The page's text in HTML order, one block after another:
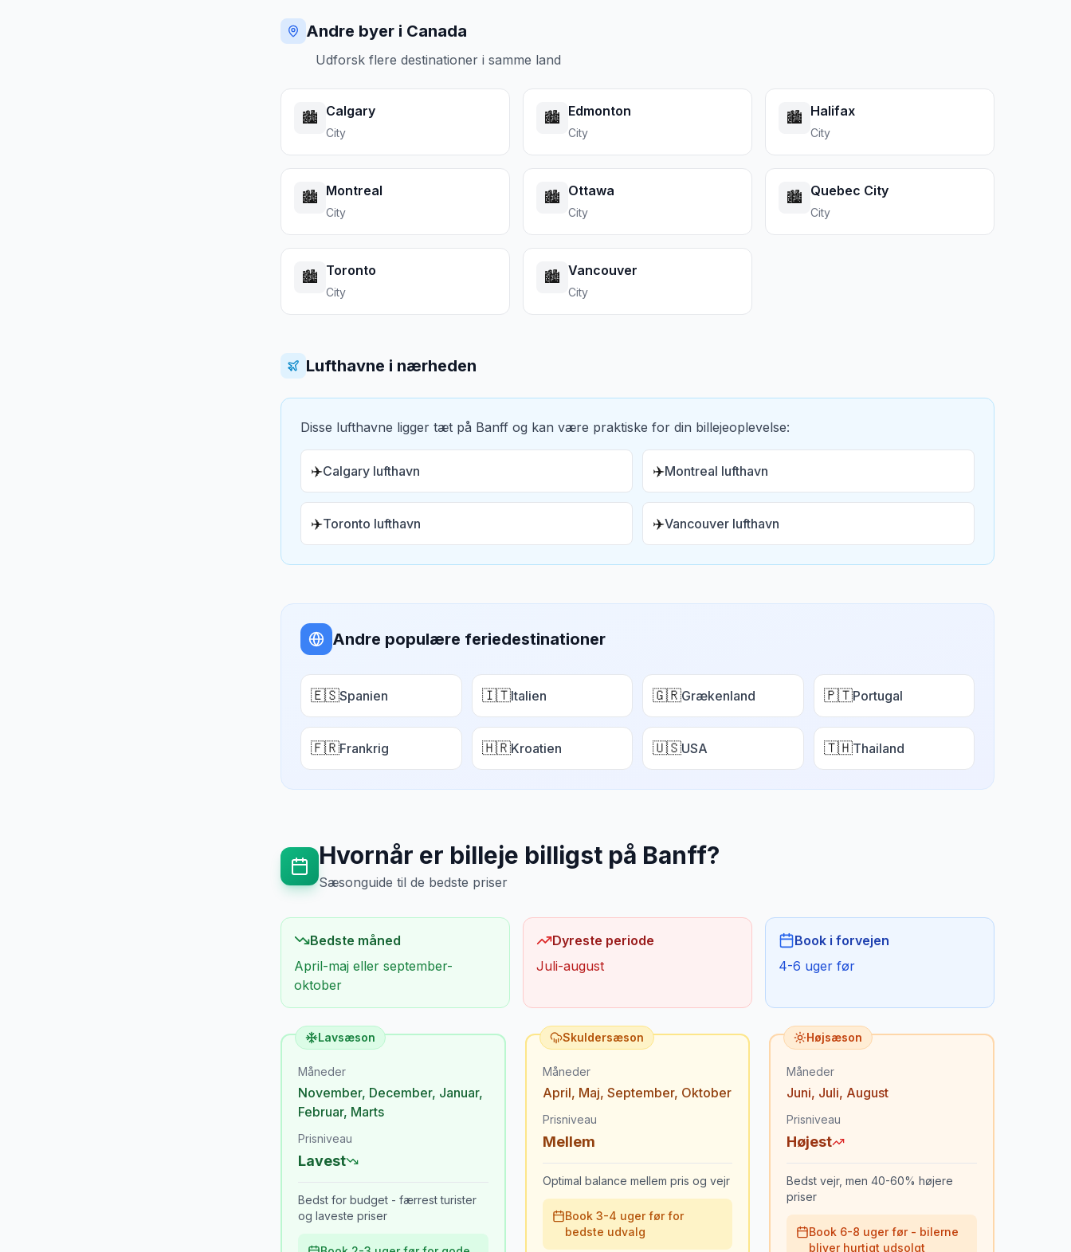
Andre byer i Canada
Udforsk flere destinationer i samme land
🏙️ Calgary
City
🏙️ Edmonton
City
🏙️ Halifax
City
🏙️ Montreal
City
🏙️ Ottawa
City
🏙️ Quebec City
City
🏙️ Toronto
City
🏙️ Vancouver
City
Lufthavne i nærheden
Disse lufthavne ligger tæt på Banff og kan være praktiske for din billejeoplevelse:
✈️Calgary lufthavn ✈️Montreal lufthavn
✈️Toronto lufthavn ✈️Vancouver lufthavn
Andre populære feriedestinationer
🇪🇸Spanien 🇮🇹Italien 🇬🇷Grækenland 🇵🇹Portugal
🇫🇷Frankrig 🇭🇷Kroatien 🇺🇸USA 🇹🇭Thailand
Hvornår er billeje billigst på Banff?
Sæsonguide til de bedste priser
Bedste måned
April-maj eller september-
oktober
Dyreste periode
Juli-august
Book i forvejen
4-6 uger før
Lavsæson
Måneder
November, December, Januar,
Februar, Marts
Prisniveau
Lavest
Bedst for budget - færrest turister
og laveste priser
Skuldersæson
Måneder
April, Maj, September, Oktober
Prisniveau
Mellem
Optimal balance mellem pris og vejr
Book 3-4 uger før for
bedste udvalg
Højsæson
Måneder
Juni, Juli, August
Prisniveau
Højest
Bedst vejr, men 40-60% højere
priser
Book 6-8 uger før - bilerne
bliver hurtigt udsolgt